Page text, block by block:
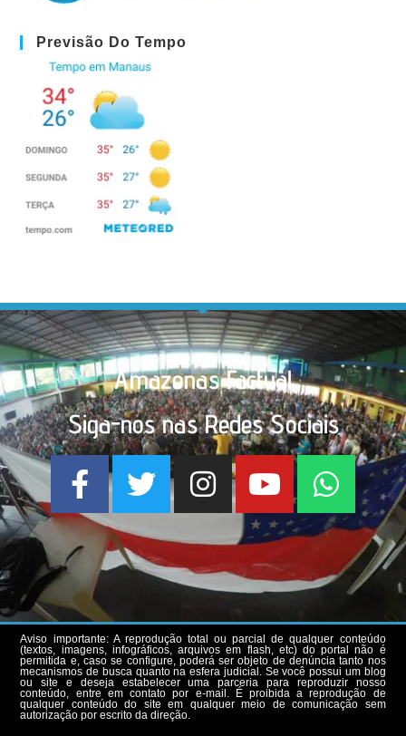
Previsão Do Tempo
Amazonas Factual
Siga-nos nas Redes Sociais
Aviso importante: A reprodução total ou parcial de qualquer conteúdo
(textos, imagens, infográficos, arquivos em flash, etc) do portal não é
permitida e, caso se configure, poderá ser objeto de denúncia tanto nos
mecanismos de busca quanto na esfera judicial. Se você possui um blog
ou site e deseja estabelecer uma parceria para reproduzir nosso
conteúdo, entre em contato por e-mail. É proibida a reprodução de
qualquer conteúdo do site em qualquer meio de comunicação sem
autorização por escrito da direção.